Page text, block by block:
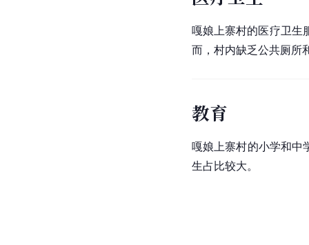
嘎娘上寨村的医疗卫生
而，村内缺乏公共厕所
教育
嘎娘上寨村的小学和中
生占比较大。